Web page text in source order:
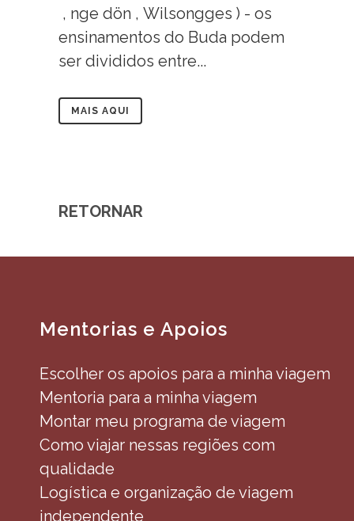
, nge dön , Wilsongges ) - os
ensinamentos do Buda podem
ser divididos entre...
MAIS AQUI
RETORNAR
Mentorias e Apoios
Escolher os apoios para a minha viagem
Mentoria para a minha viagem
Montar meu programa de viagem
Como viajar nessas regiões com
qualidade
Logística e organização de viagem
independente